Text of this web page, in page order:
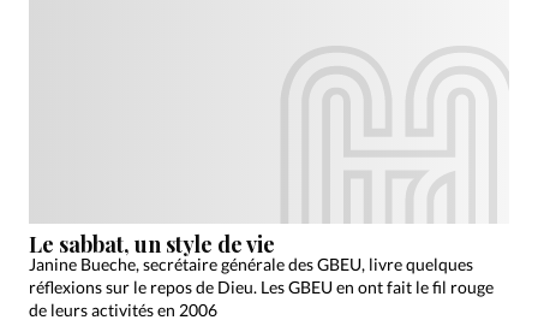
Devise:CHF
RUBRIQUES
Le sabbat, un style de vie
Janine Bueche, secrétaire générale des GBEU, livre quelques
réflexions sur le repos de Dieu. Les GBEU en ont fait le fil rouge
de leurs activités en 2006